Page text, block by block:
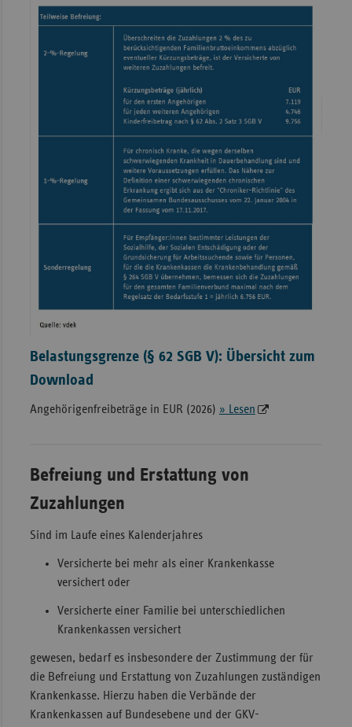
Belastungsgrenze (§ 62 SGB V): Übersicht zum
Download
Angehörigenfreibeträge in EUR (2026) » Lesen
Befreiung und Erstattung von
Zuzahlungen
Sind im Laufe eines Kalenderjahres
Versicherte bei mehr als einer Krankenkasse
versichert oder
Versicherte einer Familie bei unterschiedlichen
Krankenkassen versichert
gewesen, bedarf es insbesondere der Zustimmung der für
die Befreiung und Erstattung von Zuzahlungen zuständigen
Krankenkasse. Hierzu haben die Verbände der
Krankenkassen auf Bundesebene und der GKV-